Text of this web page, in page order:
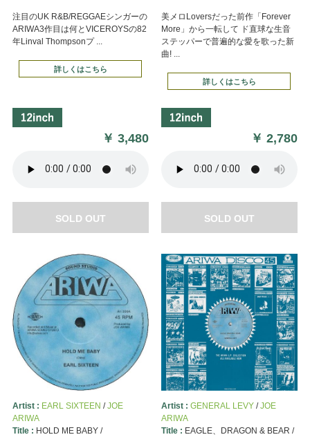
注目のUK R&B/REGGAEシンガーの
ARIWA3作目は何とVICEROYSの82
年Linval Thompsonプ ...
詳しくはこちら
￥3,480
SOLD OUT
美メロLoversだった前作「Forever
More」から一転して ド直球な生音
ステッパーで普遍的な愛を歌った新
曲! ...
詳しくはこちら
￥2,780
SOLD OUT
Artist : EARL SIXTEEN /JOE
ARIWA
Title : HOLD ME BABY /
Artist : GENERAL LEVY/JOE
ARIWA
Title : EAGLE、DRAGON & BEAR /